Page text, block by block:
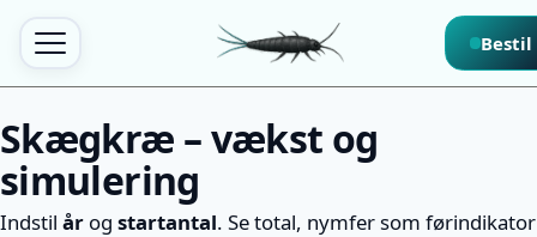
Bestil
Skægkræ – vækst og
simulering
Indstil år og startantal. Se total, nymfer som førindikator